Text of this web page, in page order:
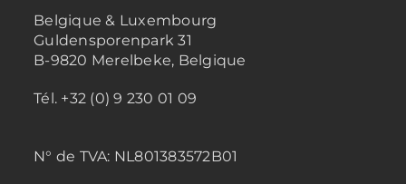
Belgique & Luxembourg
Guldensporenpark 31
B-9820 Merelbeke, Belgique
Tél. +32 (0) 9 230 01 09
N° de TVA: NL801383572B01